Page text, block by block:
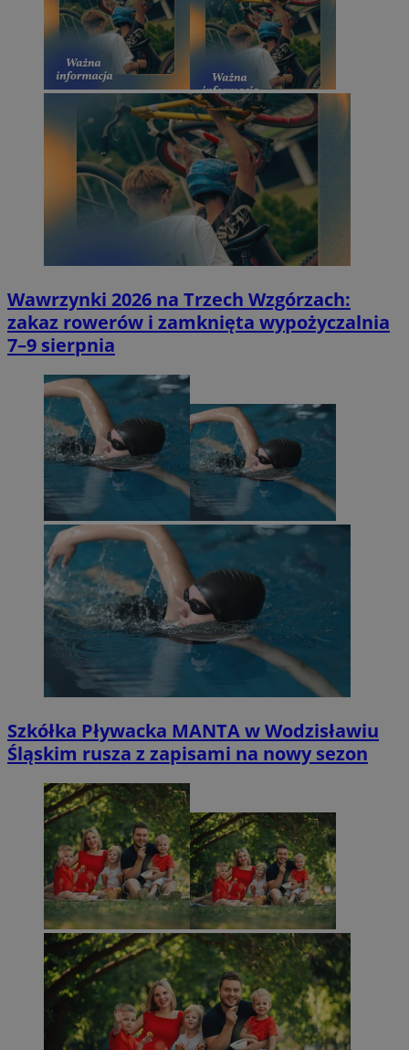
Wawrzynki 2026 na Trzech Wzgórzach:
zakaz rowerów i zamknięta wypożyczalnia
7–9 sierpnia
Szkółka Pływacka MANTA w Wodzisławiu
Śląskim rusza z zapisami na nowy sezon